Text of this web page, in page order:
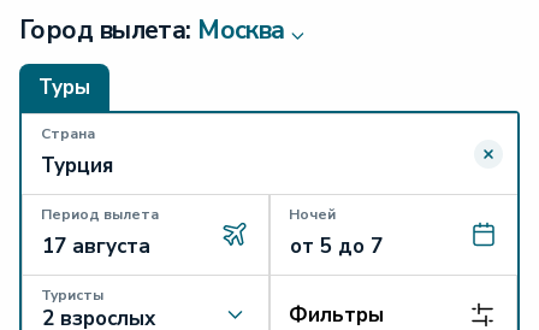
Город вылета: Москва
Туры
Страна
Период вылета Ночей
Туристы
Фильтры